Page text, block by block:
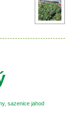
sazenice jahod